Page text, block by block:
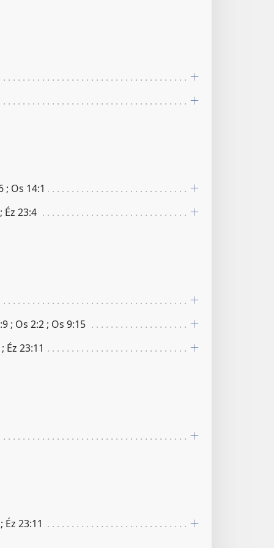
; Os 14​:​1
Éz 23​:​4
; Os 2​:​2 ; Os 9​:​15
Éz 23​:​11
Éz 23​:​11